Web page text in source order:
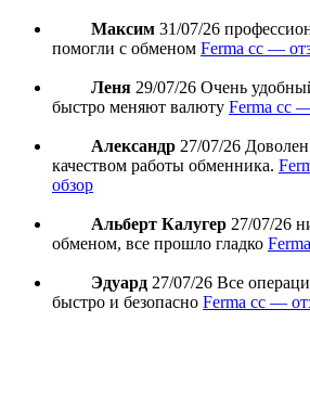
Максим 31/07/26
помогли с обменом Ferma cc —
Леня 29/07/26 Очень
быстро меняют валюту Ferma cc
Александр 27/07/26
качеством работы обменника.
обзор
Альберт Калугер 27/07/26
обменом, все прошло гладко
Эдуард 27/07/26 Все
быстро и безопасно Ferma cc —